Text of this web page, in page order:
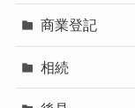
商業登記
相続